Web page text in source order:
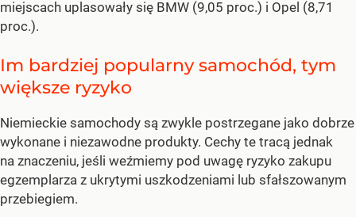
miejscach uplasowały się BMW (9,05 proc.) i Opel (8,71
proc.).
Im bardziej popularny samochód, tym
większe ryzyko
Niemieckie samochody są zwykle postrzegane jako dobrze
wykonane i niezawodne produkty. Cechy te tracą jednak
na znaczeniu, jeśli weźmiemy pod uwagę ryzyko zakupu
egzemplarza z ukrytymi uszkodzeniami lub sfałszowanym
przebiegiem.